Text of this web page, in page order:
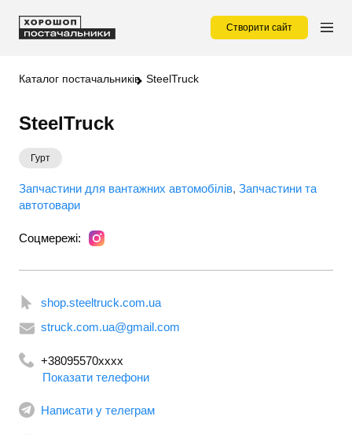
Створити сайт
Каталог постачальників SteelTruck
SteelTruck
Гурт
Запчастини для вантажних автомобілів Запчастини та
автотовари
Соцмережі:
shop.steeltruck.com.ua
struck.com.ua@gmail.com
+38095570xxxx
+380675700107
Показати телефони
Написати у телеграм